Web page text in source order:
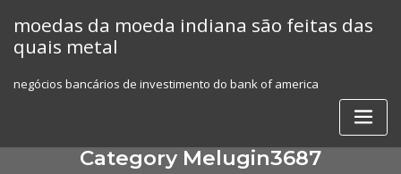
content
moedas da moeda indiana são feitas das
quais metal
negócios bancários de investimento do bank of america
Category Melugin3687